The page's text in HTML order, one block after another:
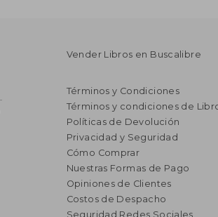
Vender Libros en Buscalibre
Términos y Condiciones
Términos y condiciones de
Políticas de Devolución
Privacidad y Seguridad
Cómo Comprar
Nuestras Formas de Pago
Opiniones de Clientes
Costos de Despacho
Seguridad Redes Sociales